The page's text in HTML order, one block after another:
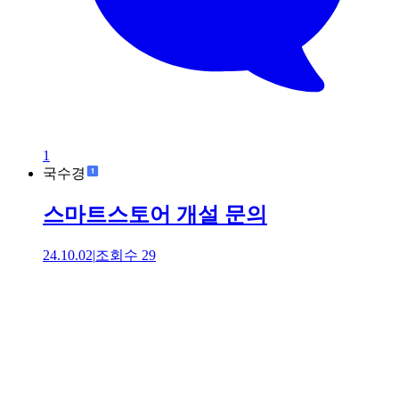
1
국수경
스마트스토어 개설 문의
24.10.02|조회수 29